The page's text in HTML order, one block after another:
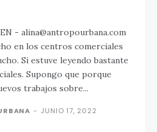
- alina@antropourbana.com
en los centros comerciales
Sí estuve leyendo bastante
Supongo que porque
trabajos sobre...
- JUNIO 17, 2022